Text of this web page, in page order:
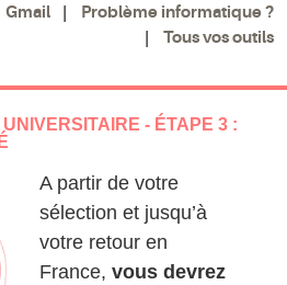
Gmail
Problème informatique ?
Tous vos outils
- ÉTAPE 3 :
A partir de votre
sélection et jusqu’à
votre retour en
France, vous devrez